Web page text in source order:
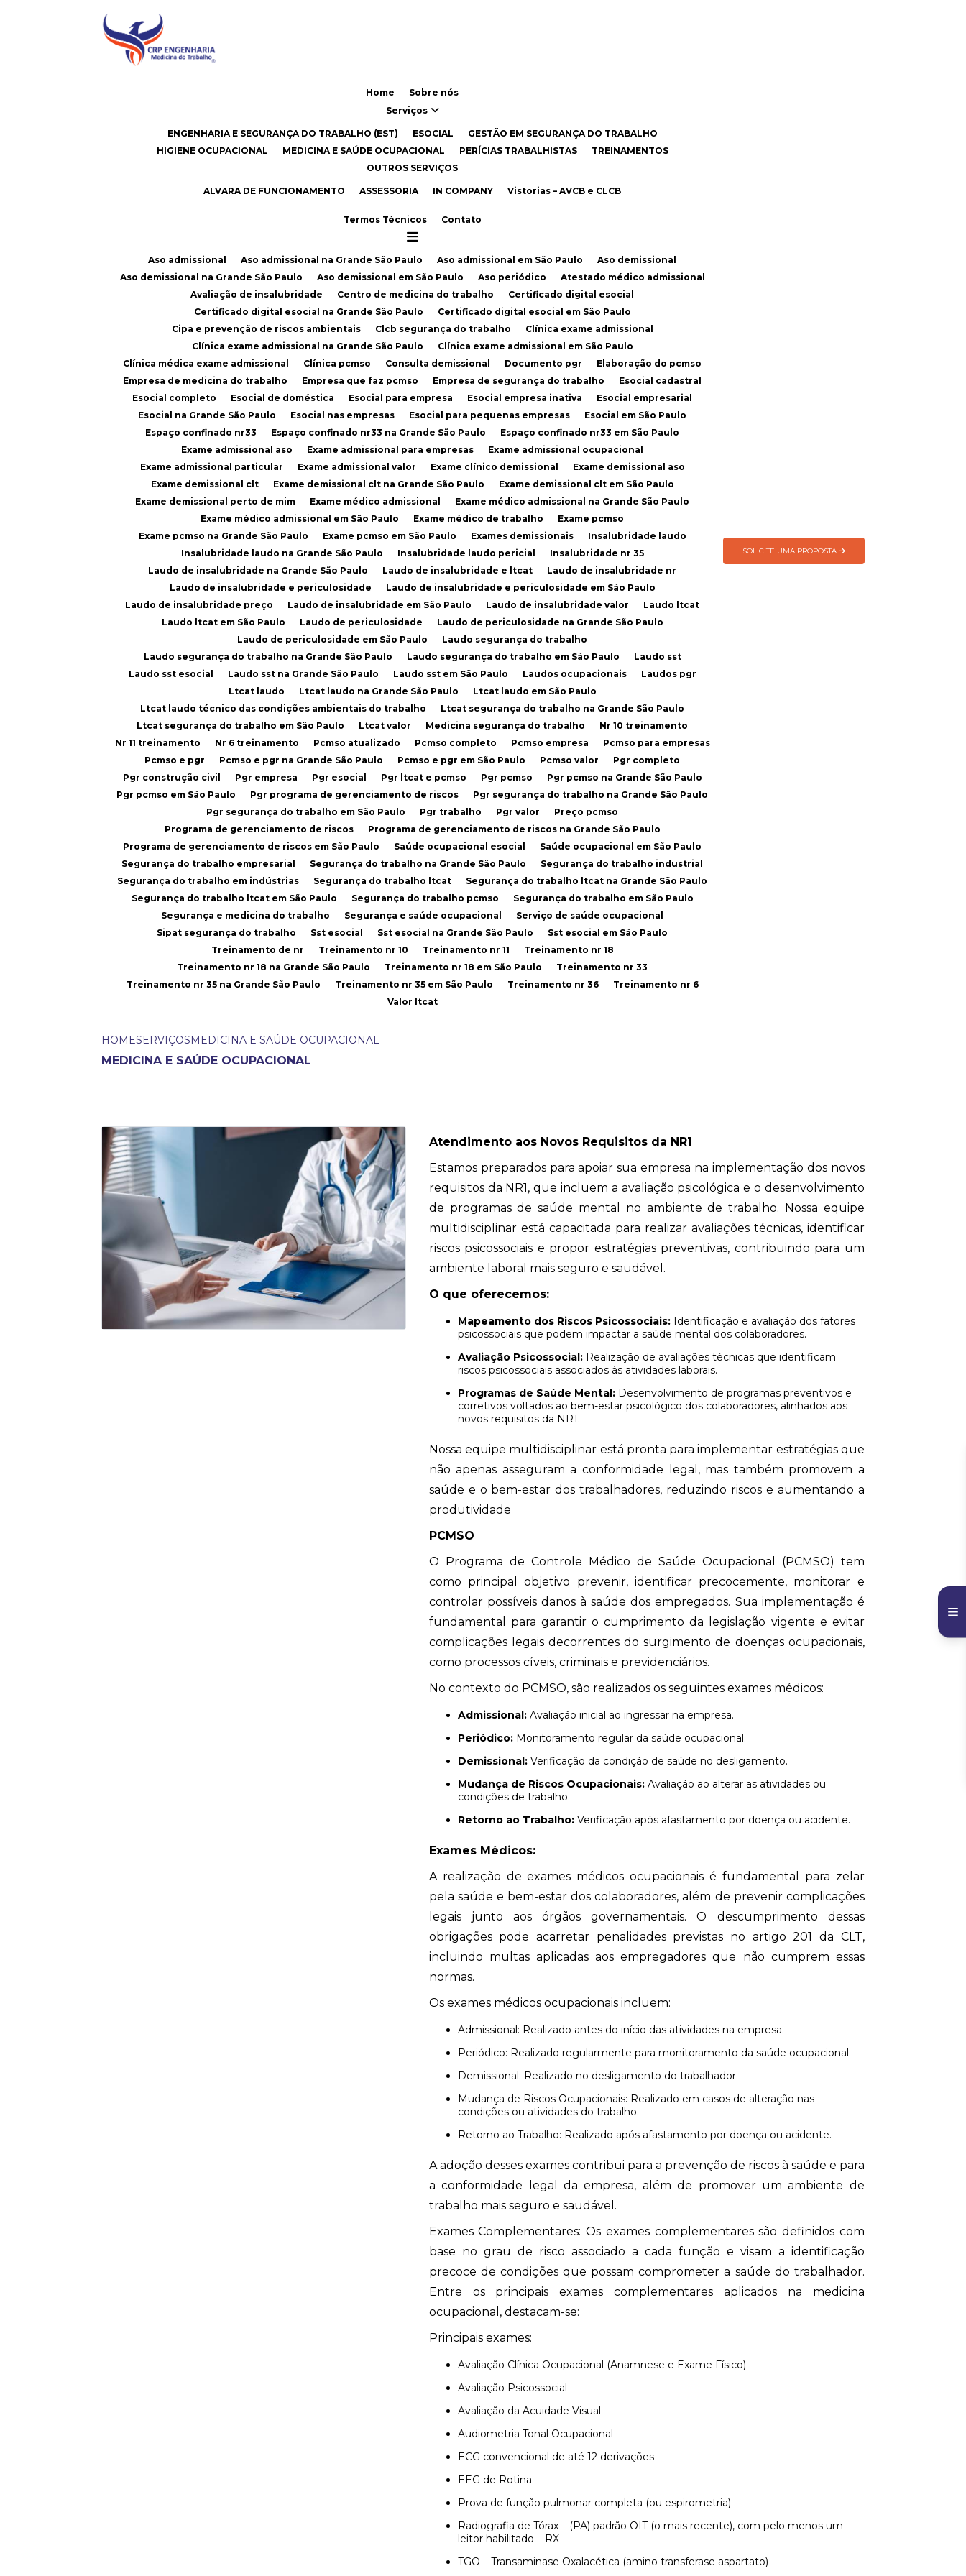
Home
Sobre nós
Serviços
ENGENHARIA E SEGURANÇA DO TRABALHO (EST) eSOCIAL
GESTÃO EM SEGURANÇA DO TRABALHO
HIGIENE OCUPACIONAL
MEDICINA E SAÚDE OCUPACIONAL PERÍCIAS TRABALHISTAS
TREINAMENTOS
OUTROS SERVIÇOS
ALVARA DE FUNCIONAMENTO ASSESSORIA IN COMPANY Vistorias – AVCB e CLCB
Termos Técnicos Contato
Aso admissional Aso admissional na Grande São Paulo Aso admissional em São Paulo
Aso demissional
Aso demissional na Grande São Paulo
Aso demissional em São Paulo Aso periódico
Atestado médico admissional
Avaliação de insalubridade
Centro de medicina do trabalho
Certificado digital esocial
Certificado digital esocial na Grande São Paulo
Certificado digital esocial em São Paulo
Cipa e prevenção de riscos ambientais
Clcb segurança do trabalho
Clínica exame admissional
Clínica exame admissional na Grande São Paulo
Clínica exame admissional em São Paulo
Clínica médica exame admissional
Clínica pcmso Consulta demissional Documento pgr
Elaboração do pcmso
Empresa de medicina do trabalho
Empresa que faz pcmso Empresa de segurança do trabalho
Esocial cadastral
Esocial completo
Esocial de doméstica Esocial para empresa Esocial empresa inativa
Esocial empresarial
Esocial na Grande São Paulo
Esocial nas empresas Esocial para pequenas empresas
Esocial em São Paulo
Espaço confinado nr33
Espaço confinado nr33 na Grande São Paulo
Espaço confinado nr33 em São Paulo
Exame admissional aso
Exame admissional para empresas
Exame admissional ocupacional
Exame admissional particular
Exame admissional valor Exame clínico demissional
Exame demissional aso
Exame demissional clt
Exame demissional clt na Grande São Paulo
Exame demissional clt em São Paulo
Exame demissional perto de mim
Exame médico admissional
Exame médico admissional na Grande São Paulo
Exame médico admissional em São Paulo
Exame médico de trabalho
Exame pcmso
Exame pcmso na Grande São Paulo
Exame pcmso em São Paulo Exames demissionais
Insalubridade laudo
Insalubridade laudo na Grande São Paulo
Insalubridade laudo pericial
Insalubridade nr 35
Laudo de insalubridade na Grande São Paulo
Laudo de insalubridade e ltcat
Laudo de insalubridade nr
Laudo de insalubridade e periculosidade
Laudo de insalubridade e periculosidade em São Paulo
Laudo de insalubridade preço
Laudo de insalubridade em São Paulo Laudo de insalubridade valor
Laudo ltcat
Laudo ltcat em São Paulo
Laudo de periculosidade
Laudo de periculosidade na Grande São Paulo
Laudo de periculosidade em São Paulo
Laudo segurança do trabalho
Laudo segurança do trabalho na Grande São Paulo
Laudo segurança do trabalho em São Paulo
Laudo sst
Laudo sst esocial
Laudo sst na Grande São Paulo Laudo sst em São Paulo Laudos ocupacionais
Laudos pgr
Ltcat laudo
Ltcat laudo na Grande São Paulo
Ltcat laudo em São Paulo
Ltcat laudo técnico das condições ambientais do trabalho
Ltcat segurança do trabalho na Grande São Paulo
Ltcat segurança do trabalho em São Paulo
Ltcat valor Medicina segurança do trabalho
Nr 10 treinamento
Nr 11 treinamento
Nr 6 treinamento Pcmso atualizado Pcmso completo Pcmso empresa
Pcmso para empresas
Pcmso e pgr
Pcmso e pgr na Grande São Paulo Pcmso e pgr em São Paulo Pcmso valor
Pgr completo
Pgr construção civil
Pgr empresa Pgr esocial Pgr ltcat e pcmso Pgr pcmso
Pgr pcmso na Grande São Paulo
Pgr pcmso em São Paulo
Pgr programa de gerenciamento de riscos
Pgr segurança do trabalho na Grande São Paulo
Pgr segurança do trabalho em São Paulo
Pgr trabalho Pgr valor
Preço pcmso
Programa de gerenciamento de riscos
Programa de gerenciamento de riscos na Grande São Paulo
Programa de gerenciamento de riscos em São Paulo
Saúde ocupacional esocial
Saúde ocupacional em São Paulo
Segurança do trabalho empresarial
Segurança do trabalho na Grande São Paulo
Segurança do trabalho industrial
Segurança do trabalho em indústrias
Segurança do trabalho ltcat
Segurança do trabalho ltcat na Grande São Paulo
Segurança do trabalho ltcat em São Paulo
Segurança do trabalho pcmso
Segurança do trabalho em São Paulo
Segurança e medicina do trabalho
Segurança e saúde ocupacional
Serviço de saúde ocupacional
Sipat segurança do trabalho
Sst esocial Sst esocial na Grande São Paulo
Sst esocial em São Paulo
Treinamento de nr
Treinamento nr 10 Treinamento nr 11
Treinamento nr 18
Treinamento nr 18 na Grande São Paulo
Treinamento nr 18 em São Paulo
Treinamento nr 33
Treinamento nr 35 na Grande São Paulo
Treinamento nr 35 em São Paulo Treinamento nr 36
Treinamento nr 6
Valor ltcat
SOLICITE UMA PROPOSTA
HOMESERVIÇOSMEDICINA E SAÚDE OCUPACIONAL
MEDICINA E SAÚDE OCUPACIONAL
Atendimento aos Novos Requisitos da NR1
Estamos preparados para apoiar sua empresa na implementação dos novos
requisitos da NR1, que incluem a avaliação psicológica e o desenvolvimento
de programas de saúde mental no ambiente de trabalho. Nossa equipe
multidisciplinar está capacitada para realizar avaliações técnicas, identificar
riscos psicossociais e propor estratégias preventivas, contribuindo para um
ambiente laboral mais seguro e saudável.
O que oferecemos:
Mapeamento dos Riscos Psicossociais:Identificação e avaliação dos fatores
psicossociais que podem impactar a saúde mental dos colaboradores.
Avaliação Psicossocial:Realização de avaliações técnicas que identificam
riscos psicossociais associados às atividades laborais.
Programas de Saúde Mental:Desenvolvimento de programas preventivos e
corretivos voltados ao bem-estar psicológico dos colaboradores, alinhados aos
novos requisitos da NR1.
Nossa equipe multidisciplinar está pronta para implementar estratégias que
não apenas asseguram a conformidade legal, mas também promovem a
saúde e o bem-estar dos trabalhadores, reduzindo riscos e aumentando a
produtividade
PCMSO
O Programa de Controle Médico de Saúde Ocupacional (PCMSO) tem
como principal objetivo prevenir, identificar precocemente, monitorar e
controlar possíveis danos à saúde dos empregados. Sua implementação é
fundamental para garantir o cumprimento da legislação vigente e evitar
complicações legais decorrentes do surgimento de doenças ocupacionais,
como processos cíveis, criminais e previdenciários.
No contexto do PCMSO, são realizados os seguintes exames médicos:
Admissional:Avaliação inicial ao ingressar na empresa.
Periódico:Monitoramento regular da saúde ocupacional.
Demissional:Verificação da condição de saúde no desligamento.
Mudança de Riscos Ocupacionais:Avaliação ao alterar as atividades ou
condições de trabalho.
Retorno ao Trabalho:Verificação após afastamento por doença ou acidente.
Exames Médicos:
A realização de exames médicos ocupacionais é fundamental para zelar
pela saúde e bem-estar dos colaboradores, além de prevenir complicações
legais junto aos órgãos governamentais. O descumprimento dessas
obrigações pode acarretar penalidades previstas no artigo 201 da CLT,
incluindo multas aplicadas aos empregadores que não cumprem essas
normas.
Os exames médicos ocupacionais incluem:
Admissional: Realizado antes do início das atividades na empresa.
Periódico: Realizado regularmente para monitoramento da saúde ocupacional.
Demissional: Realizado no desligamento do trabalhador.
Mudança de Riscos Ocupacionais: Realizado em casos de alteração nas
condições ou atividades do trabalho.
Retorno ao Trabalho: Realizado após afastamento por doença ou acidente.
A adoção desses exames contribui para a prevenção de riscos à saúde e para
a conformidade legal da empresa, além de promover um ambiente de
trabalho mais seguro e saudável.
Exames Complementares: Os exames complementares são definidos com
base no grau de risco associado a cada função e visam a identificação
precoce de condições que possam comprometer a saúde do trabalhador.
Entre os principais exames complementares aplicados na medicina
ocupacional, destacam-se:
Principais exames:
Avaliação Clínica Ocupacional (Anamnese e Exame Físico)
Avaliação Psicossocial
Avaliação da Acuidade Visual
Audiometria Tonal Ocupacional
ECG convencional de até 12 derivações
EEG de Rotina
Prova de função pulmonar completa (ou espirometria)
Radiografia de Tórax – (PA) padrão OIT (o mais recente), com pelo menos um
leitor habilitado – RX
TGO – Transaminase Oxalacética (amino transferase aspartato)